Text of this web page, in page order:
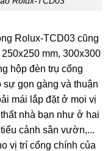
Rolux-TCD03 cũng
mm, 300x300
hộp đèn trụ cổng
gọn gàng và thuận
mái lắp đặt ở mọi vị
nhà bạn như ở hai
cảnh sân vườn,...